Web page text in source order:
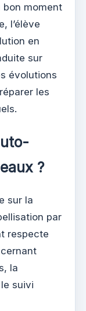
bon moment
l’élève
en
sur
évolutions
les
?
sur la
par
respecte
la
suivi